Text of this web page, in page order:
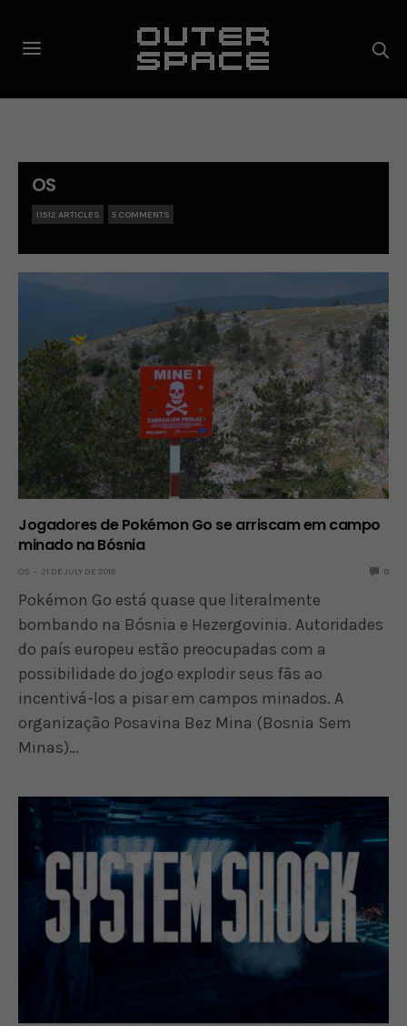
OS
11512 ARTICLES 5 COMMENTS
Jogadores de Pokémon Go se arriscam em campo
minado na Bósnia
OS 21 DE JULY DE 2016 0
Pokémon Go está quase que literalmente
bombando na Bósnia e Hezergovinia. Autoridades
do país europeu estão preocupadas com a
possibilidade do jogo explodir seus fãs ao
incentivá-los a pisar em campos minados. A
organização Posavina Bez Mina (Bosnia Sem
Minas)…